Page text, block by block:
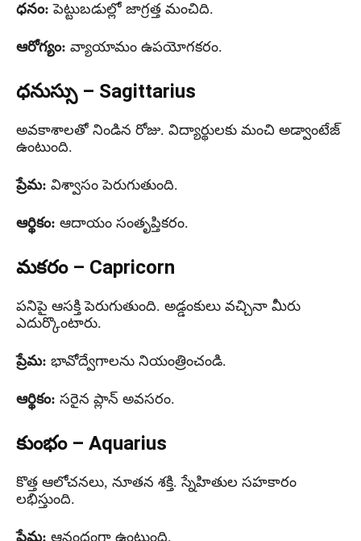
ధనం: పెట్టుబడుల్లో జాగ్రత్త మంచిది.
ఆరోగ్యం: వ్యాయామం ఉపయోగకరం.
ధనుస్సు – Sagittarius
అవకాశాలతో నిండిన రోజు. విద్యార్థులకు మంచి అడ్వాంటేజ్
ఉంటుంది.
ప్రేమ: విశ్వాసం పెరుగుతుంది.
ఆర్థికం: ఆదాయం సంతృప్తికరం.
మకరం – Capricorn
పనిపై ఆసక్తి పెరుగుతుంది. అడ్డంకులు వచ్చినా మీరు
ఎదుర్కొంటారు.
ప్రేమ: భావోద్వేగాలను నియంత్రించండి.
ఆర్థికం: సరైన ప్లాన్ అవసరం.
కుంభం – Aquarius
కొత్త ఆలోచనలు, నూతన శక్తి. స్నేహితుల సహకారం
లభిస్తుంది.
ప్రేమ: ఆనందంగా ఉంటుంది.